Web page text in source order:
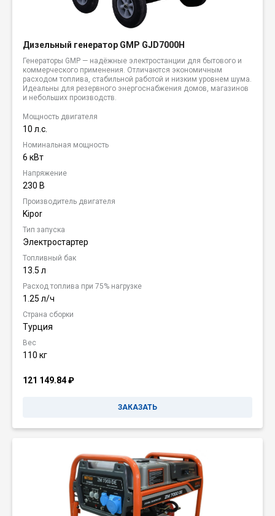
Дизельный генератор GMP GJD7000H
Генераторы GMP — надёжные электростанции для бытового и
коммерческого применения. Отличаются экономичным
расходом топлива, стабильной работой и низким уровнем шума.
Идеальны для резервного энергоснабжения домов, магазинов
и небольших производств.
Мощность двигателя
10 л.с.
Номинальная мощность
6 кВт
Напряжение
230 В
Производитель двигателя
Kipor
Тип запуска
Электростартер
Топливный бак
13.5 л
Расход топлива при 75% нагрузке
1.25 л/ч
Страна сборки
Турция
Вес
110 кг
121 149.84₽
ЗАКАЗАТЬ